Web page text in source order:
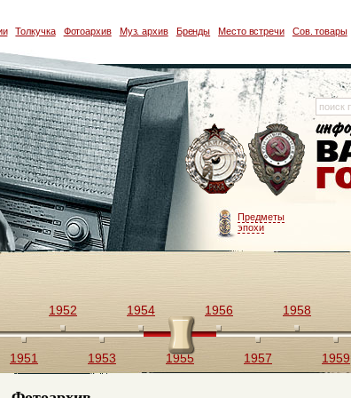
Толкучка Фотоархив Муз. архив Бренды Место встречи Сов. товары
Предметы
эпохи
1951
1952
1953
1954
1955
1956
1957
1958
1959